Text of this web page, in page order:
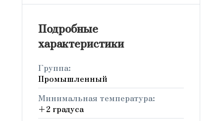
Подробные
характеристики
Группа:
Промышленный
Минимальная температура:
+2 градуса